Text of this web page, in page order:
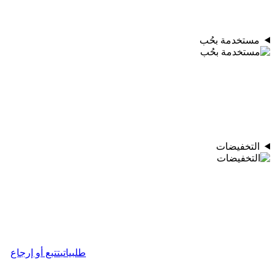
مستخدمة بحُب
التخفيضات
طلبياتيتتبع أو إرجاع